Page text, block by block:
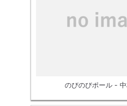
のびのびポール -